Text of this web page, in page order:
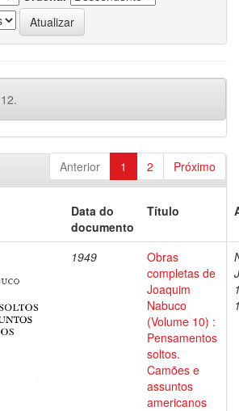
Anterior 1 2 Próximo
Data do
documento
Título
1949
Obras
completas de
Joaquim
Nabuco
(Volume 10) :
Pensamentos
soltos.
Camões e
assuntos
americanos